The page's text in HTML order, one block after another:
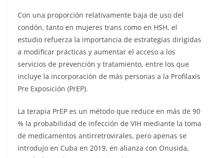
Con una proporción relativamente baja de uso del
condón, tanto en mujeres trans como en HSH, el
estudio refuerza la importancia de estrategias dirigidas
a modificar prácticas y aumentar el acceso a los
servicios de prevención y tratamiento, entre los que
incluye la incorporación de más personas a la Profilaxis
Pre Exposición (PrEP).
La terapia PrEP es un método que reduce en más de 90
% la probabilidad de infección de VIH mediante la toma
de medicamentos antirretrovirales, pero apenas se
introdujo en Cuba en 2019, en alianza con Onusida,